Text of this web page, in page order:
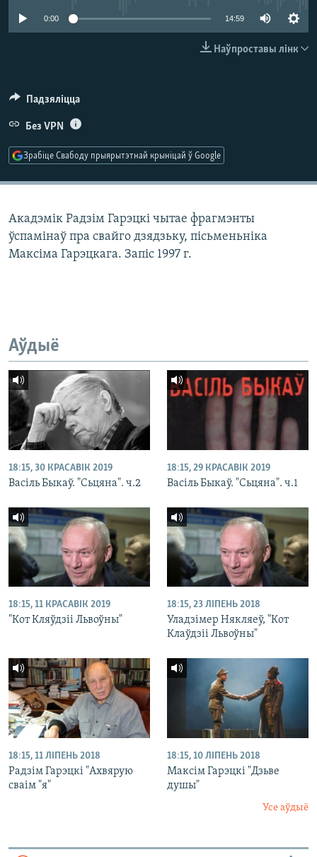
КАЛЯНДАР
НА ХВАЛЯХ СВАБОДЫ
0:00 14:59
Наўпроставы лінк
Падзяліцца
Без VPN
Зрабіце Свабоду прыярытэтнай крыніцай ў Google
Акадэмік Радзім Гарэцкі чытае фрагмэнты
ўспамінаў пра свайго дзядзьку, пісьменьніка
Максіма Гарэцкага. Запіс 1997 г.
Аўдыё
18:15, 30 КРАСАВІК 2019
Васіль Быкаў. "Сьцяна". ч.2
18:15, 29 КРАСАВІК 2019
Васіль Быкаў. "Сьцяна". ч.1
18:15, 11 КРАСАВІК 2019
"Кот Кляўдзіі Львоўны"
18:15, 23 ЛІПЕНЬ 2018
Уладзімер Някляеў, "Кот
Клаўдзіі Львоўны"
18:15, 11 ЛІПЕНЬ 2018
Радзім Гарэцкі "Ахвярую
сваім "я"
18:15, 10 ЛІПЕНЬ 2018
Максім Гарэцкі "Дзьве
душы"
Усе аўдыё